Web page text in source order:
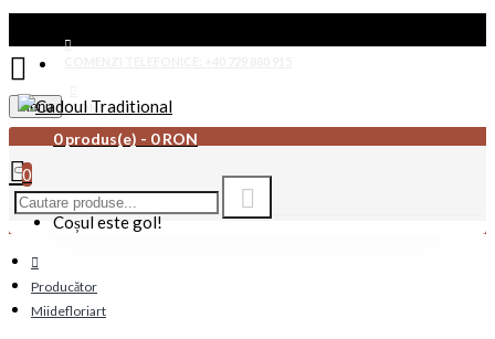
CONTACT
Menu
0 produs(e) - 0 RON
0
Coșul este gol!
Producător
Miidefloriart